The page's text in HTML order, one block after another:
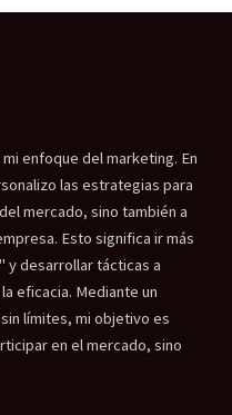
enfoque del marketing. En
las estrategias para
mercado, sino también a
Esto significa ir más
y desarrollar tácticas a
eficacia. Mediante un
límites, mi objetivo es
en el mercado, sino